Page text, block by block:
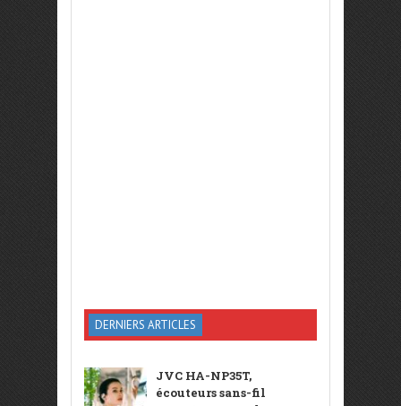
DERNIERS ARTICLES
JVC HA-NP35T,
écouteurs sans-fil